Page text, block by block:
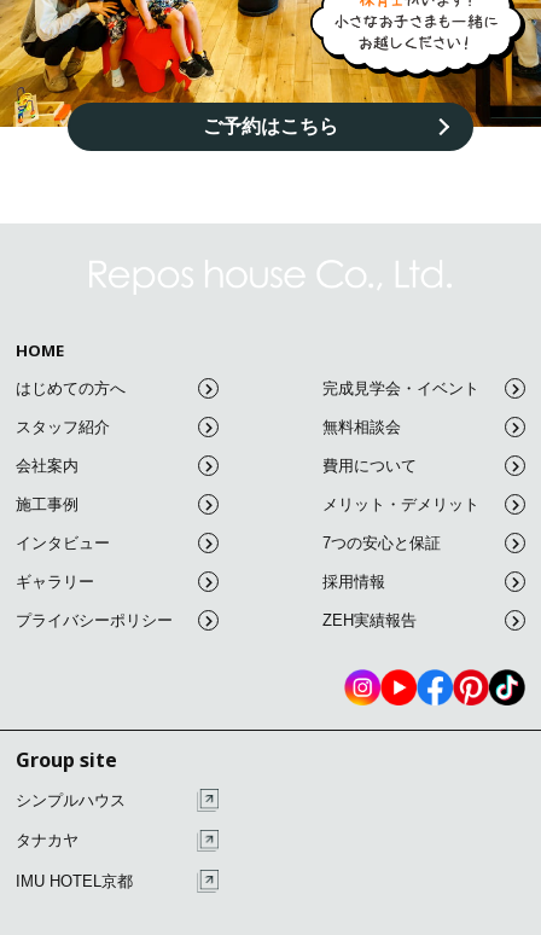
ご予約はこちら
HOME
はじめての方へ
スタッフ紹介
会社案内
施工事例
インタビュー
ギャラリー
プライバシーポリシー
完成見学会・イベント
無料相談会
費用について
メリット・デメリット
7つの安心と保証
採用情報
ZEH実績報告
Group site
シンプルハウス
タナカヤ
IMU HOTEL京都